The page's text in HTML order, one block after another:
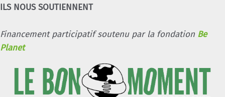
ILS NOUS SOUTIENNENT
Financement participatif soutenu par la fondation Be
Planet